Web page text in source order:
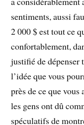
sentiments, aussi
2 000 $ est tout ce
confortablement,
justifié de dépenser
l’idée que vous
près de ce que
les gens ont dû
spéculatifs de